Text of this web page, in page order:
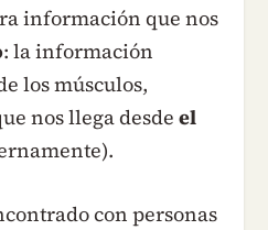
información que nos
: la información
los músculos,
nos llega desde el
con personas